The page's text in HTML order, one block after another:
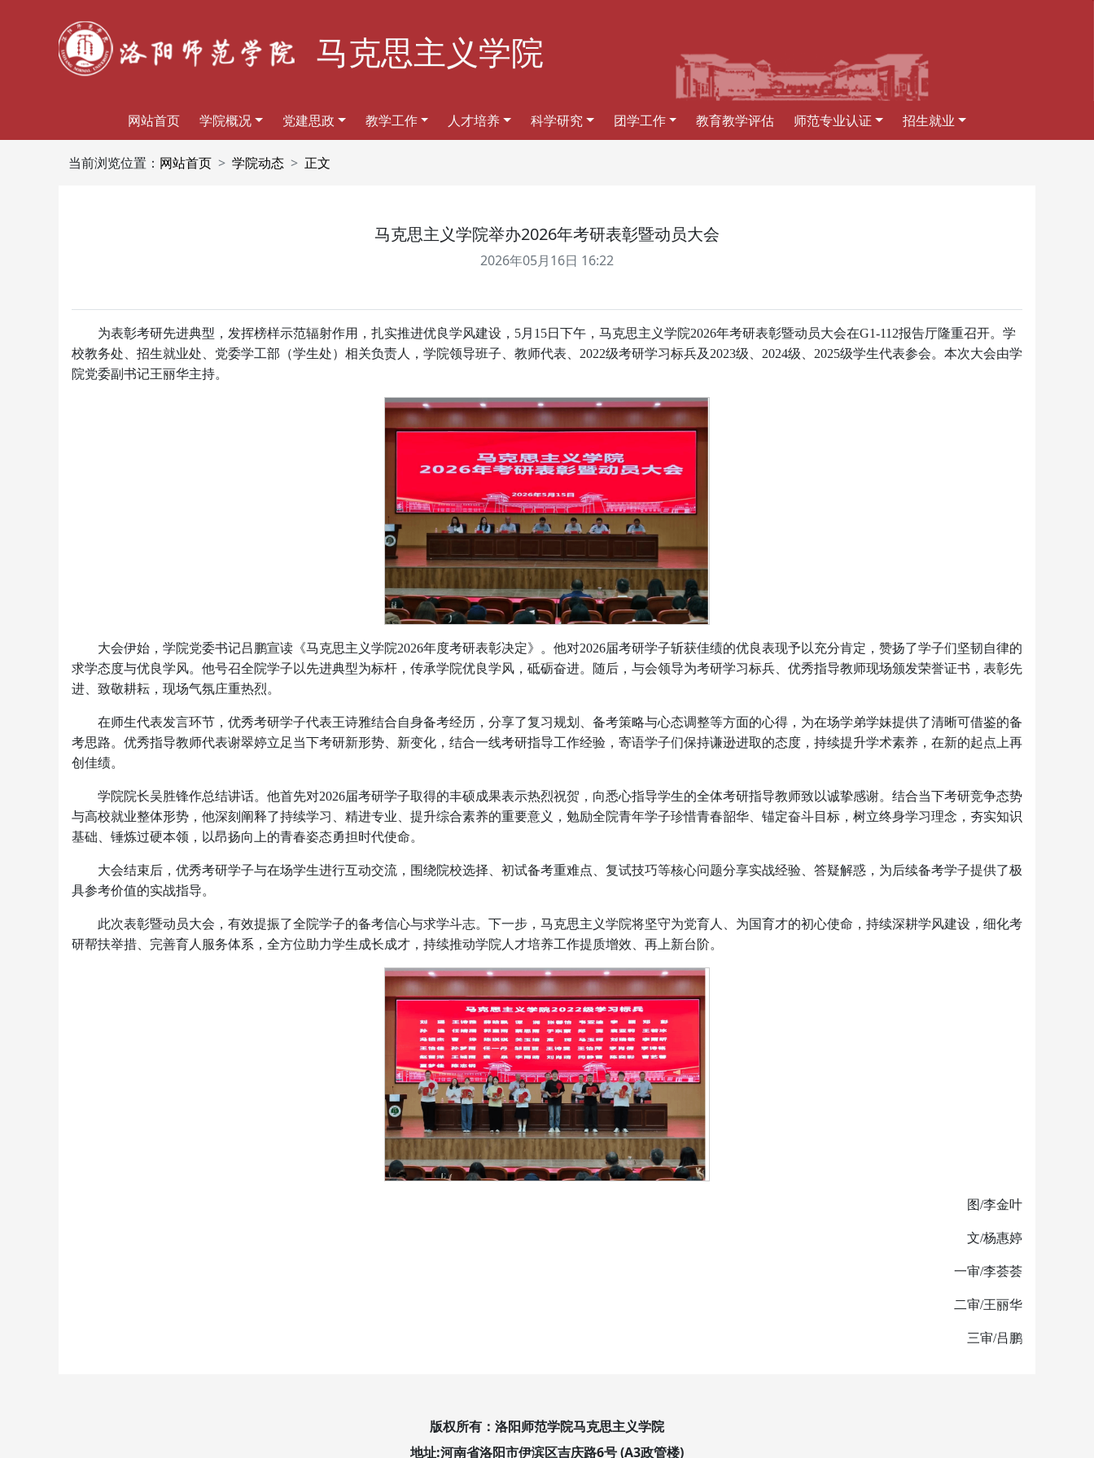
马克思主义学院
网站首页 学院概况 党建思政 教学工作 人才培养 科学研究 团学工作 教育教学评估 师范专业认证 招生就业
当前浏览位置： 网站首页 学院动态 正文
马克思主义学院举办2026年考研表彰暨动员大会
2026年05月16日 16:22
为表彰考研先进典型，发挥榜样示范辐射作用，扎实推进优良学风建设，5月15日下午，马克思主义学院2026年考研表彰暨动员大会在G1-112报告厅隆重召开。学
校教务处、招生就业处、党委学工部（学生处）相关负责人，学院领导班子、教师代表、2022级考研学习标兵及2023级、2024级、2025级学生代表参会。本次大会由学
院党委副书记王丽华主持。
大会伊始，学院党委书记吕鹏宣读《马克思主义学院2026年度考研表彰决定》。他对2026届考研学子斩获佳绩的优良表现予以充分肯定，赞扬了学子们坚韧自律的
求学态度与优良学风。他号召全院学子以先进典型为标杆，传承学院优良学风，砥砺奋进。随后，与会领导为考研学习标兵、优秀指导教师现场颁发荣誉证书，表彰先
进、致敬耕耘，现场气氛庄重热烈。
在师生代表发言环节，优秀考研学子代表王诗雅结合自身备考经历，分享了复习规划、备考策略与心态调整等方面的心得，为在场学弟学妹提供了清晰可借鉴的备
考思路。优秀指导教师代表谢翠婷立足当下考研新形势、新变化，结合一线考研指导工作经验，寄语学子们保持谦逊进取的态度，持续提升学术素养，在新的起点上再
创佳绩。
学院院长吴胜锋作总结讲话。他首先对2026届考研学子取得的丰硕成果表示热烈祝贺，向悉心指导学生的全体考研指导教师致以诚挚感谢。结合当下考研竞争态势
与高校就业整体形势，他深刻阐释了持续学习、精进专业、提升综合素养的重要意义，勉励全院青年学子珍惜青春韶华、锚定奋斗目标，树立终身学习理念，夯实知识
基础、锤炼过硬本领，以昂扬向上的青春姿态勇担时代使命。
大会结束后，优秀考研学子与在场学生进行互动交流，围绕院校选择、初试备考重难点、复试技巧等核心问题分享实战经验、答疑解惑，为后续备考学子提供了极
具参考价值的实战指导。
此次表彰暨动员大会，有效提振了全院学子的备考信心与求学斗志。下一步，马克思主义学院将坚守为党育人、为国育才的初心使命，持续深耕学风建设，细化考
研帮扶举措、完善育人服务体系，全方位助力学生成长成才，持续推动学院人才培养工作提质增效、再上新台阶。
图/李金叶
文/杨惠婷
一审/李荟荟
二审/王丽华
三审/吕鹏
版权所有：洛阳师范学院马克思主义学院
地址:河南省洛阳市伊滨区吉庆路6号 (A3政管楼)